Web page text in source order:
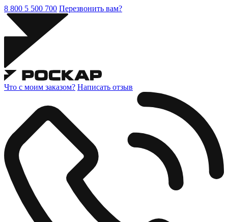
8 800 5 500 700 Перезвонить вам?
Что с моим заказом? Написать отзыв